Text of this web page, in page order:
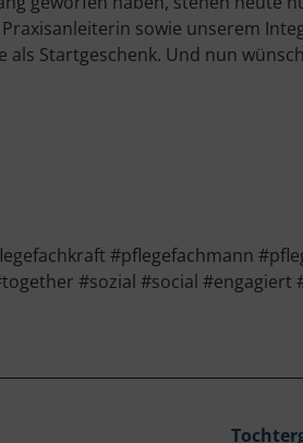
sowie unserem
Startgeschenk. Und nun
#pflegefachmann
#sozial #social #engagiert